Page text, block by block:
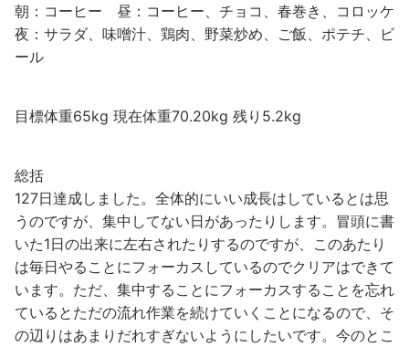
朝：コーヒー 昼：コーヒー、チョコ、春巻き、コロッケ
夜：サラダ、味噌汁、鶏肉、野菜炒め、ご飯、ポテチ、ビ
ール
目標体重65kg 現在体重70.20kg 残り5.2kg
総括
127日達成しました。全体的にいい成長はしているとは思
うのですが、集中してない日があったりします。冒頭に書
いた1日の出来に左右されたりするのですが、このあたり
は毎日やることにフォーカスしているのでクリアはできて
います。ただ、集中することにフォーカスすることを忘れ
ているとただの流れ作業を続けていくことになるので、そ
の辺りはあまりだれすぎないようにしたいです。今のとこ